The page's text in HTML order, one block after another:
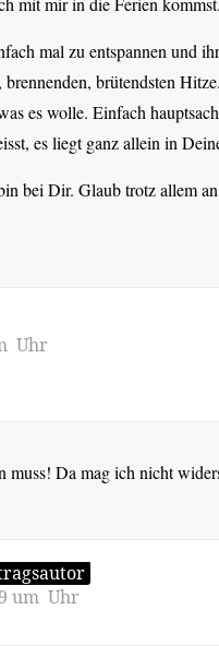
mal zu entspannen und
brennenden, brütendsten
es wolle. Einfach
es liegt ganz allein in
bei Dir. Glaub trotz allem
Uhr
muss! Da mag ich nicht
um Uhr